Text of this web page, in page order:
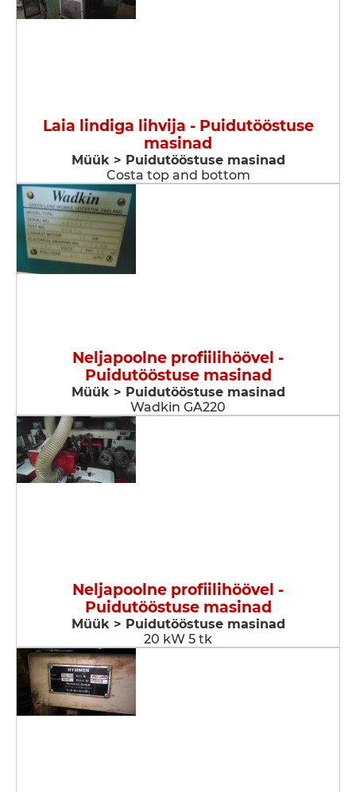
Laia lindiga lihvija - Puidutööstuse
masinad
Müük > Puidutööstuse masinad
Costa top and bottom
Neljapoolne profiilihöövel -
Puidutööstuse masinad
Müük > Puidutööstuse masinad
Wadkin GA220
Neljapoolne profiilihöövel -
Puidutööstuse masinad
Müük > Puidutööstuse masinad
20 kW 5 tk